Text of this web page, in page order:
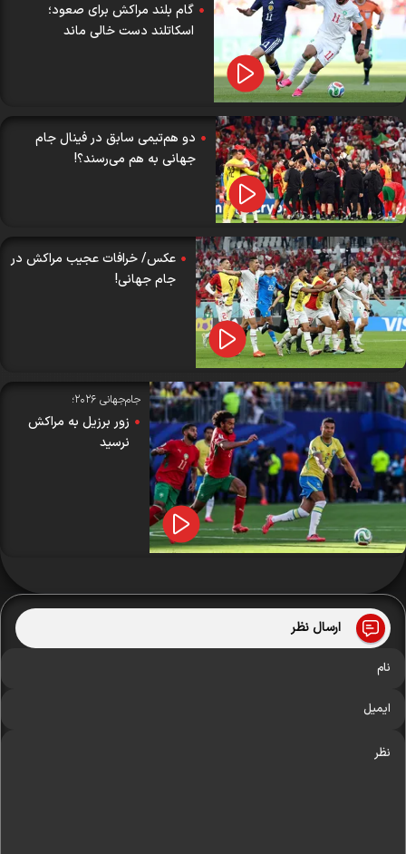
گام بلند مراکش برای صعود؛
اسکاتلند دست خالی ماند
دو هم‌تیمی سابق در فینال جام
جهانی به هم می‌رسند؟!
عکس/ خرافات عجیب مراکش در
جام جهانی!
جام‌جهانی ۲۰۲۶؛
زور برزیل به مراکش
نرسید
ارسال نظر